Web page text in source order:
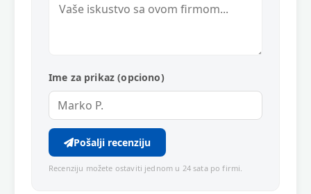
Ime za prikaz (opciono)
Pošalji recenziju
Recenziju možete ostaviti jednom u 24 sata po firmi.